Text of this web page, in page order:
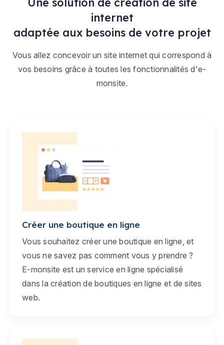
internet
adaptée aux besoins de votre projet
Vous allez concevoir un site internet qui correspond à
vos besoins grâce à toutes les fonctionnalités d'e-
monsite.
Créer une boutique en ligne
Vous souhaitez créer une boutique en ligne, et
vous ne savez pas comment vous y prendre ?
E-monsite est un service en ligne spécialisé
dans la création de boutiques en ligne et de sites
web.